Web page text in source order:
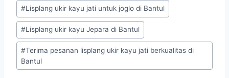
#Lisplang ukir kayu jati untuk joglo di Bantul
#Lisplang ukir kayu Jepara di Bantul
#Terima pesanan lisplang ukir kayu jati berkualitas di
Bantul